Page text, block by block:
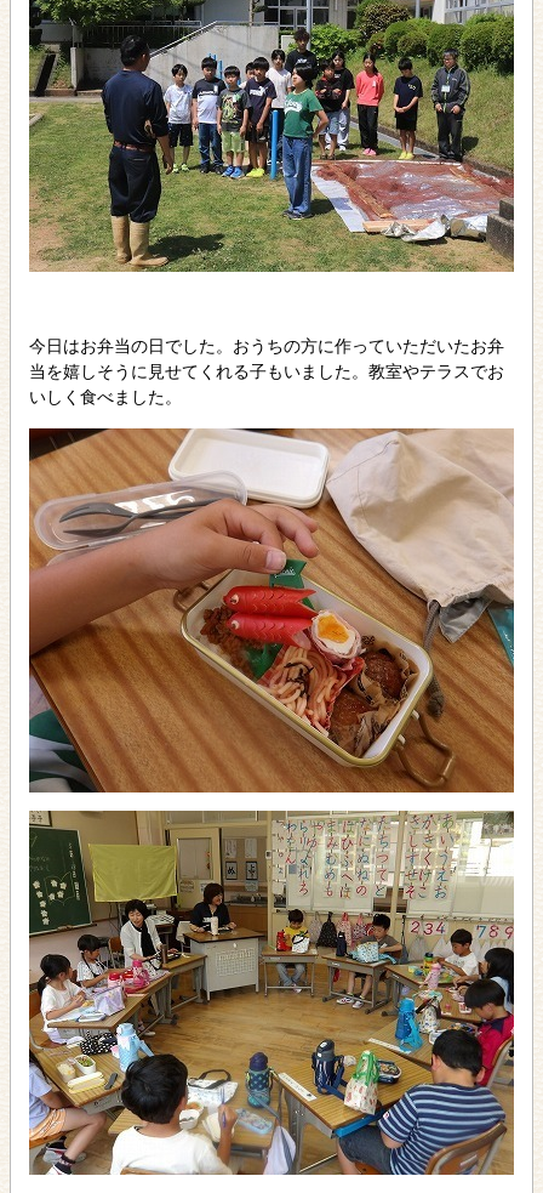
今日はお弁当の日でした。おうちの方に作っていただいたお弁
当を嬉しそうに見せてくれる子もいました。教室やテラスでお
いしく食べました。